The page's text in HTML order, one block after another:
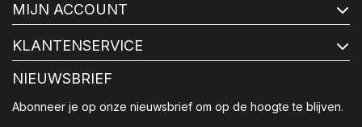
MIJN ACCOUNT
KLANTENSERVICE
NIEUWSBRIEF
Abonneer je op onze nieuwsbrief om op de hoogte te blijven.